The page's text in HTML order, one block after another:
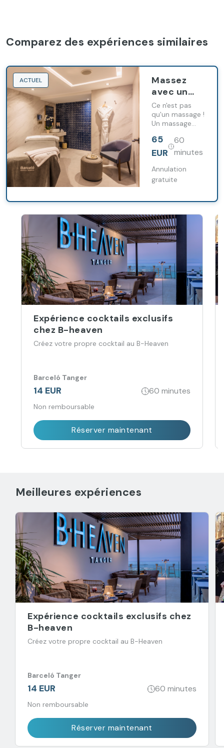
Comparez des expériences similaires
ACTUEL
Massez
avec un
smoothie.
Ce n'est pas
qu'un massage !
Un massage
65
EUR
60
minutes
Annulation
gratuite
Expérience cocktails exclusifs
chez B-heaven
Créez votre propre cocktail au B-Heaven
Barceló Tanger
14 EUR 60 minutes
Non remboursable
Réserver maintenant
Meilleures expériences
Expérience cocktails exclusifs chez
B-heaven
Créez votre propre cocktail au B-Heaven
Barceló Tanger
14 EUR 60 minutes
Non remboursable
Réserver maintenant